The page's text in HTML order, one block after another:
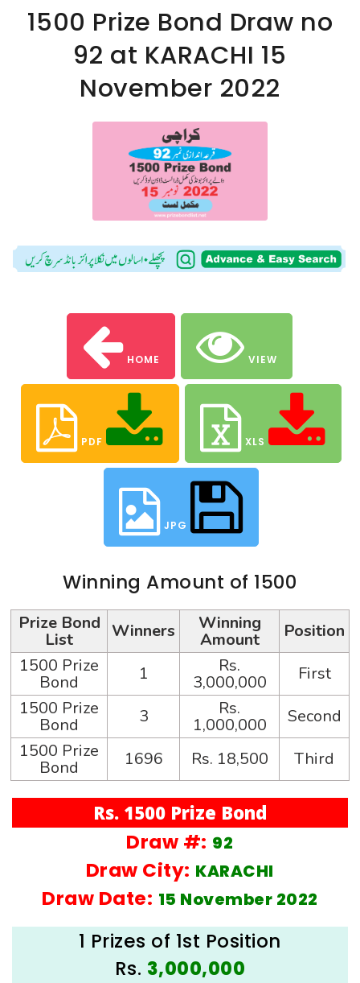
1500 Prize Bond Draw no
92 at KARACHI 15
November 2022
HOME VIEW
PDF XLS
JPG
Winning Amount of 1500
Prize Bond
List Winners Winning
Amount
Position
1500 Prize
Bond 1 Rs.
3,000,000
First
1500 Prize
Bond 3 Rs.
1,000,000
Second
1500 Prize
Bond 1696 Rs. 18,500 Third
Rs. 1500 Prize Bond
Draw #: 92
Draw City: KARACHI
Draw Date: 15 November 2022
1 Prizes of 1st Position
Rs. 3,000,000